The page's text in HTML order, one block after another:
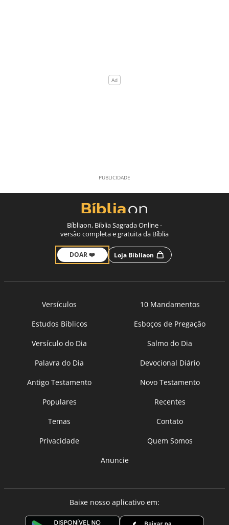
Bíbliaon, Bíblia Sagrada Online -
versão completa e gratuita da Bíblia
DOAR ❤️ Loja Bíbliaon
Versículos
10 Mandamentos
Estudos Bíblicos
Esboços de Pregação
Versículo do Dia
Salmo do Dia
Palavra do Dia
Devocional Diário
Antigo Testamento
Novo Testamento
Populares
Recentes
Temas
Contato
Privacidade
Quem Somos
Anuncie
Baixe nosso aplicativo em: